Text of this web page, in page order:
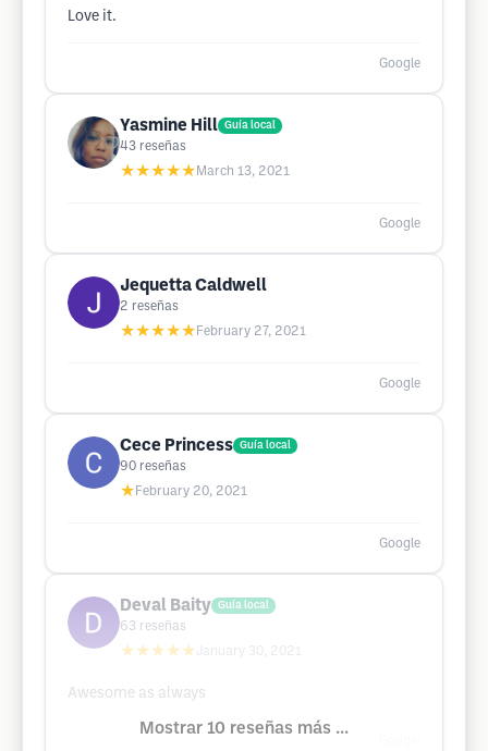
Love it.
Google
Yasmine Hill Guía local
43 reseñas
★★★★★ March 13, 2021
Google
Jequetta Caldwell
2 reseñas
★★★★★ February 27, 2021
Google
Cece Princess Guía local
90 reseñas
★ February 20, 2021
Google
Deval Baity Guía local
63 reseñas
★★★★★ January 30, 2021
Awesome as always
Mostrar 10 reseñas más ...